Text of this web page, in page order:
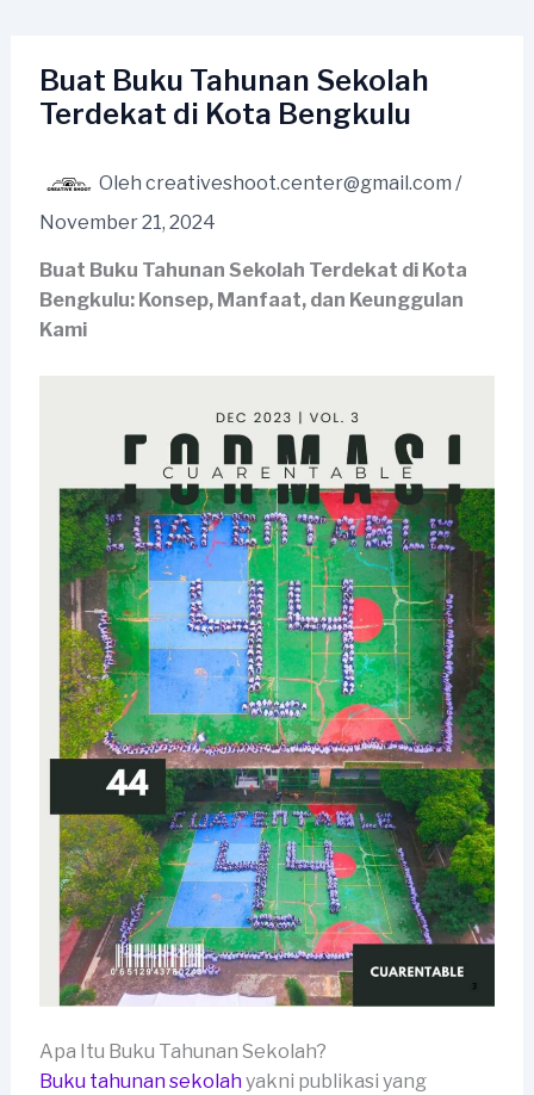
kontenBuat Buku Tahunan Sekolah
Terdekat di Kota Bengkulu
Oleh creativeshoot.center@gmail.com /
November 21, 2024
Buat Buku Tahunan Sekolah Terdekat di Kota
Bengkulu: Konsep, Manfaat, dan Keunggulan
Kami
Apa Itu Buku Tahunan Sekolah?
Buku tahunan sekolahyakni publikasi yang